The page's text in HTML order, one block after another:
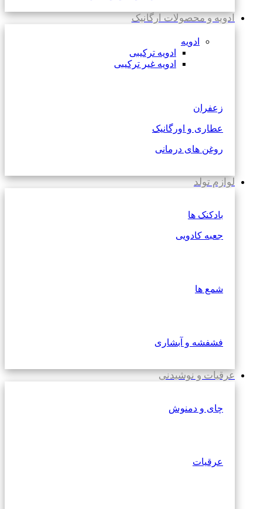
ادویه و محصولات ارگانیک
ادویه
ادویه ترکیبی
ادویه غیر ترکیبی
زعفران
عطاری و اورگانیک
روغن های درمانی
لوازم تولد
بادکنک ها
جعبه کادویی
شمع ها
فشفشه و آبشاری
عرقیات و نوشیدنی
چای و دمنوش
عرقیات